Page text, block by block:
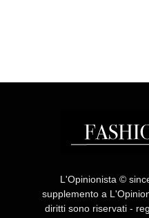
L'Opinionista ©
supplemento a
diritti sono riservati -